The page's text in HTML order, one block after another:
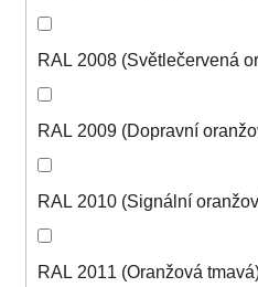
RAL 2008 (Světlečervená
RAL 2009 (Dopravní
RAL 2010 (Signální
RAL 2011 (Oranžová